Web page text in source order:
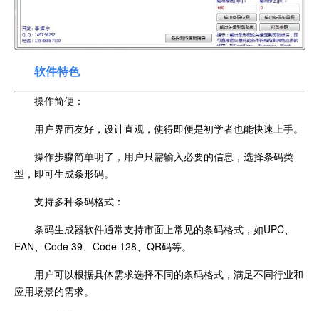
软件特色
操作简便：
用户界面友好，设计直观，使得即便是初学者也能快速上手。
操作步骤简单明了，用户只需输入必要的信息，选择条码类
型，即可生成条形码。
支持多种条码格式：
条码生成器软件通常支持市面上常见的条码格式，如UPC、
EAN、Code 39、Code 128、QR码等。
用户可以根据具体需求选择不同的条码格式，满足不同行业和
应用场景的需求。